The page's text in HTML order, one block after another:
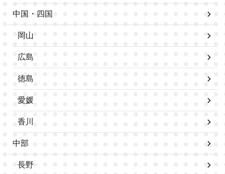
中国・四国
岡山
広島
徳島
愛媛
香川
中部
長野